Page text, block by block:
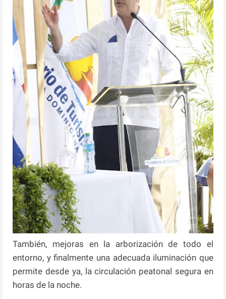
También, mejoras en la arborización de todo el
entorno, y finalmente una adecuada iluminación que
permite desde ya, la circulación peatonal segura en
horas de la noche.